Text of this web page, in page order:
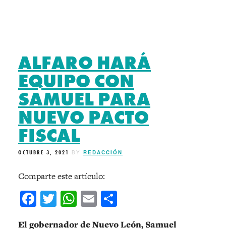
ALFARO HARÁ
EQUIPO CON
SAMUEL PARA
NUEVO PACTO
FISCAL
OCTUBRE 3, 2021 BY REDACCIÓN
Comparte este artículo:
Facebook
Twitter
WhatsApp
Email
El gobernador de Nuevo León, Samuel